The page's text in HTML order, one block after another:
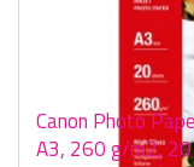
Canon Photo
A3, 260 g/m2,